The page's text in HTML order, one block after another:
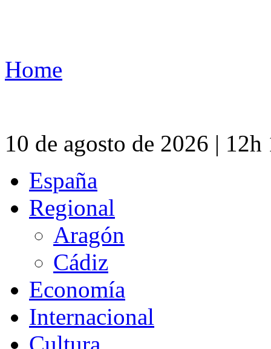
Home
10 de agosto de 2026 |
España
Regional
Aragón
Cádiz
Economía
Internacional
Cultura